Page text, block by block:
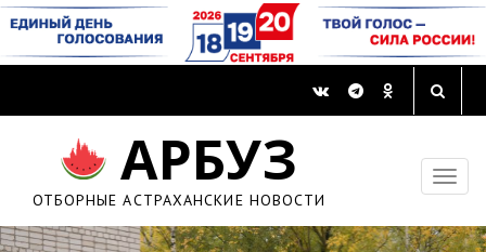
АРБУЗ
ОТБОРНЫЕ АСТРАХАНСКИЕ НОВОСТИ